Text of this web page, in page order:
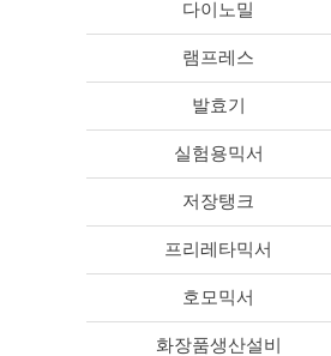
다이노밀
램프레스
발효기
실험용믹서
저장탱크
프리레타믹서
호모믹서
화장품생산설비